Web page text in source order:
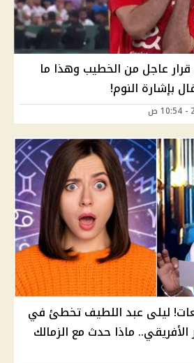
عاجل من الخطيب وهذا ما
بإشارة النوم!
ليلى عبد اللطيف تخطئ في
ماذا حدث مع الزمالك